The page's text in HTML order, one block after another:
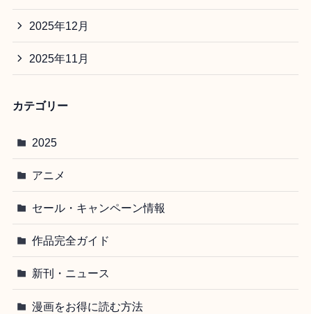
2025年12月
2025年11月
カテゴリー
2025
アニメ
セール・キャンペーン情報
作品完全ガイド
新刊・ニュース
漫画をお得に読む方法